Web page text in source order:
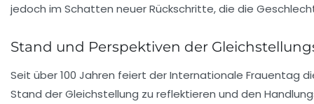
jedoch im Schatten neuerRückschritte, die die
Stand und Perspektiven der
Seit über 100 Jahren feiert derInternationale Frauentag
Stand der Gleichstellung zu reflektieren und den